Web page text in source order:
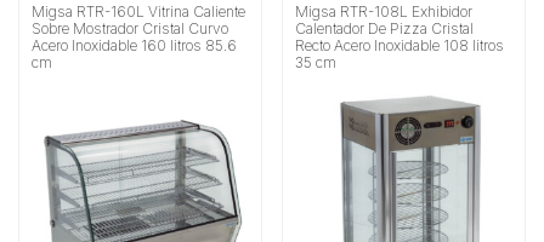
Migsa RTR-160L Vitrina Caliente
Sobre Mostrador Cristal Curvo
Acero Inoxidable 160 litros 85.6
cm
Migsa RTR-108L Exhibidor
Calentador De Pizza Cristal
Recto Acero Inoxidable 108 litros
35 cm